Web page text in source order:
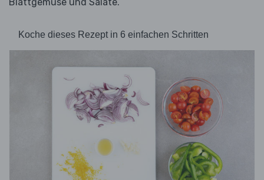
Blattgemüse und Salate.
Koche dieses Rezept in 6 einfachen Schritten